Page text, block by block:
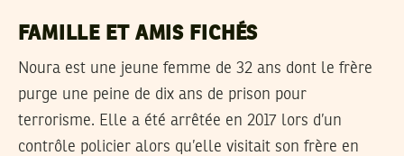
FAMILLE ET AMIS FICHÉS
Noura est une jeune femme de 32 ans dont le frère
purge une peine de dix ans de prison pour
terrorisme. Elle a été arrêtée en 2017 lors d’un
contrôle policier alors qu’elle visitait son frère en